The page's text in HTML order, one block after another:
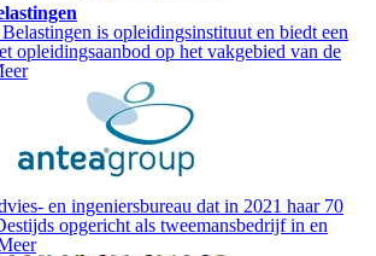
is opleidingsinstituut en biedt een
opleidingsaanbod op het vakgebied van de
en ingeniersbureau dat in 2021 haar 70
opgericht als tweemansbedrijf in en